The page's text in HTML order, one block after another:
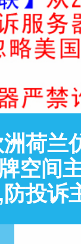
荷兰
空间
投诉